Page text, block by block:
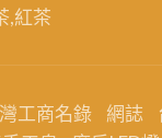
,紅茶
工商名錄 網誌